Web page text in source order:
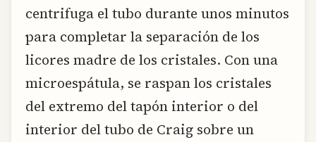
centrifuga el tubo durante unos minutos
para completar la separación de los
licores madre de los cristales. Con una
microespátula, se raspan los cristales
del extremo del tapón interior o del
interior del tubo de Craig sobre un